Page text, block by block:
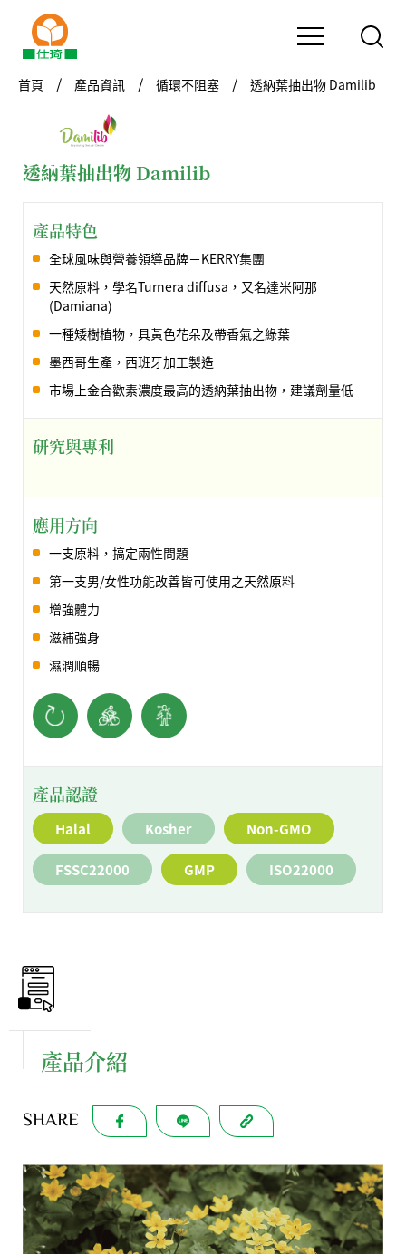
首頁 產品資訊 循環不阻塞 透納葉抽出物 Damilib
透納葉抽出物 Damilib
產品特色
全球風味與營養領導品牌－KERRY集團
天然原料，學名Turnera diffusa，又名達米阿那
(Damiana)
一種矮樹植物，具黃色花朵及帶香氣之綠葉
墨西哥生產，西班牙加工製造
市場上金合歡素濃度最高的透納葉抽出物，建議劑量低
研究與專利
應用方向
一支原料，搞定兩性問題
第一支男/女性功能改善皆可使用之天然原料
增強體力
滋補強身
濕潤順暢
產品認證
Halal Kosher Non-GMO
FSSC22000 GMP ISO22000
產品介紹
SHARE